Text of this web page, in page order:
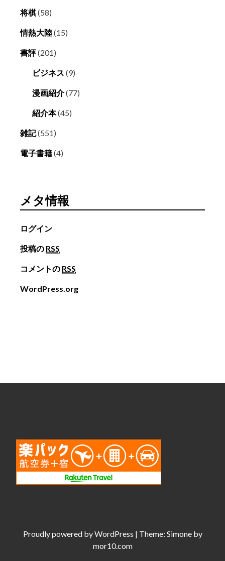
将棋(58)
情熱大陸(15)
書評(201)
ビジネス (9)
漫画紹介(77)
紹介本(45)
雑記(551)
電子書籍(4)
メタ情報
ログイン
投稿の RSS
コメントの RSS
WordPress.org
Proudly powered byWordPress | Theme: Simoneby
mor10.com